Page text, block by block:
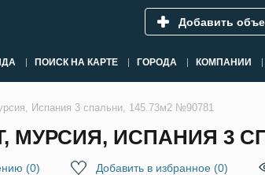
Добавить
ПОИСК НА КАРТЕ ГОРОДА КОМПАНИИ
Испания 3 спальни, 145.73м2 №90781
МУРСИЯ, ИСПАНИЯ 3
(0) Добавить в избранное (0)